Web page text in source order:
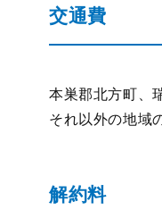
交通費
本巣郡北方町、
それ以外の地域
解約料